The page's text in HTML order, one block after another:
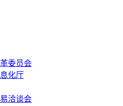
委员会
化厅
洽谈会